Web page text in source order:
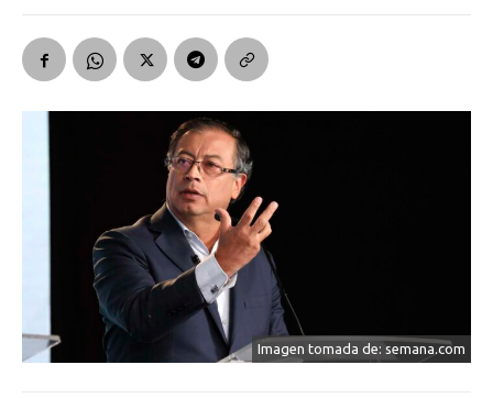
Imagen tomada de: semana.com